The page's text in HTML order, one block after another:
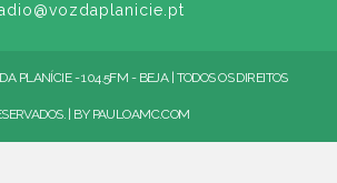
PLANÍCIE - 104.5FM - BEJA | TODOS OS DIREITOS
| BY PAULOAMC.COM